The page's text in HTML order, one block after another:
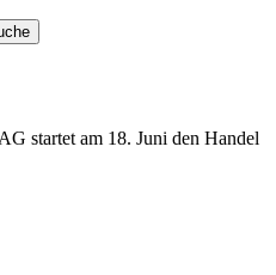
startet am 18. Juni den Handel